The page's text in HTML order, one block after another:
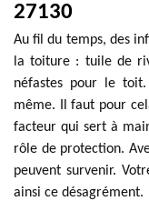
27130
Au fil du temps, des
la toiture : tuile de
néfastes pour le
même. Il faut pour
facteur qui sert à
rôle de protection.
peuvent survenir.
ainsi ce désagrément.